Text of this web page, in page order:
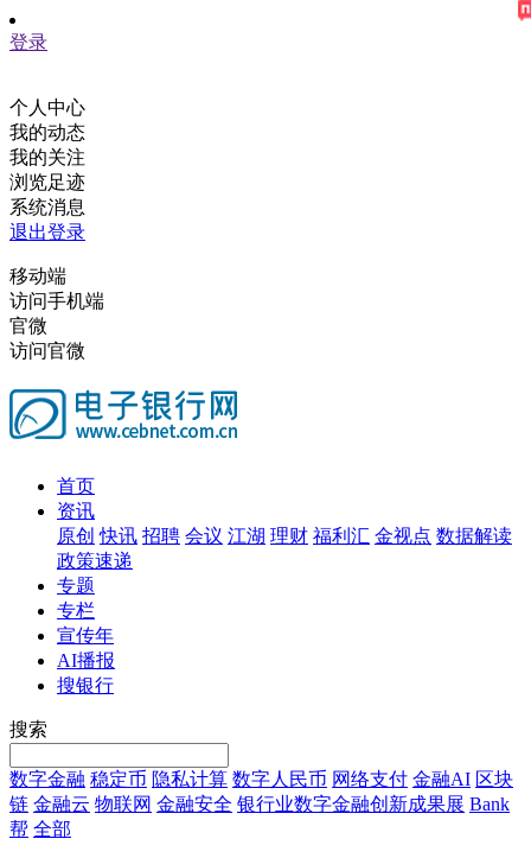
登录
个人中心
我的动态
我的关注
浏览足迹
系统消息
退出登录
移动端
访问手机端
官微
访问官微
首页
资讯
原创 快讯 招聘 会议 江湖 理财 福利汇 金视点 数据解读
政策速递
专题
专栏
宣传年
AI播报
搜银行
搜索
数字金融 稳定币 隐私计算 数字人民币 网络支付 金融AI 区块
链 金融云 物联网 金融安全 银行业数字金融创新成果展 Bank
帮 全部